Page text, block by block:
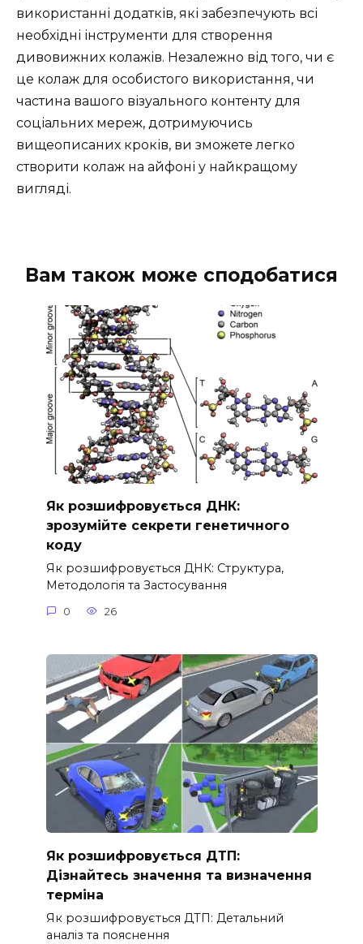
використанні додатків, які забезпечують всі
необхідні інструменти для створення
дивовижних колажів. Незалежно від того, чи є
це колаж для особистого використання, чи
частина вашого візуального контенту для
соціальних мереж, дотримуючись
вищеописаних кроків, ви зможете легко
створити колаж на айфоні у найкращому
вигляді.
Вам також може сподобатися
Як розшифровується ДНК:
зрозумійте секрети генетичного
коду
Як розшифровується ДНК: Структура,
Методологія та Застосування
0 26
Як розшифровується ДТП:
Дізнайтесь значення та визначення
терміна
Як розшифровується ДТП: Детальний
аналіз та пояснення